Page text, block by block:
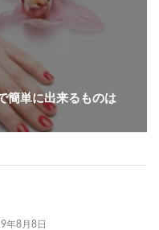
簡単に出来るものは
年8月8日